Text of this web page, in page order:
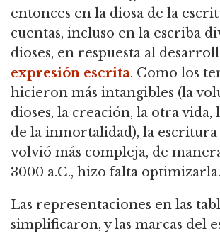
entonces en la diosa de la
cuentas, incluso en la escriba
dioses, en respuesta al
expresión escrita. Como los
hicieron más intangibles (la
dioses, la creación, la otra vida,
de la inmortalidad), la escritura
volvió más compleja, de
3000 a.C., hizo falta optimizarla.
Las representaciones en las
simplificaron, y las marcas del